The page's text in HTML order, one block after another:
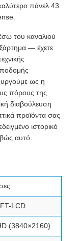
πάνελ 43
του καναλιού
— έχετε
ως η
πόρους της
διαβούλευση
προϊόντα σας
ιστορικό
αυτό.
LCD
(3840×2160)